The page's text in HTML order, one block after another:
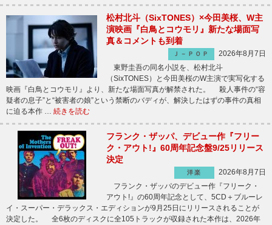
松村北斗（SixTONES）×今田美桜、W主
演映画『白鳥とコウモリ』新たな場面写
真＆コメントも到着
Ｊ－ＰＯＰ
2026年8月7日
東野圭吾の同名小説を、松村北斗
（SixTONES）と今田美桜のW主演で実写化する
映画『白鳥とコウモリ』より、新たな場面写真が解禁された。 殺人事件の“容
疑者の息子”と“被害者の娘”という禁断のバディが、解決したはずの事件の真相
に迫る本作 … 続きを読む
フランク・ザッパ、デビュー作『フリー
ク・アウト!』60周年記念盤9/25リリース
決定
洋楽
2026年8月7日
フランク・ザッパのデビュー作『フリーク・
アウト!』の60周年記念として、5CD＋ブルーレ
イ・スーパー・デラックス・エディションが9月25日にリリースされることが
決定した。 全6枚のディスクに全105トラックが収録された本作は、2026年